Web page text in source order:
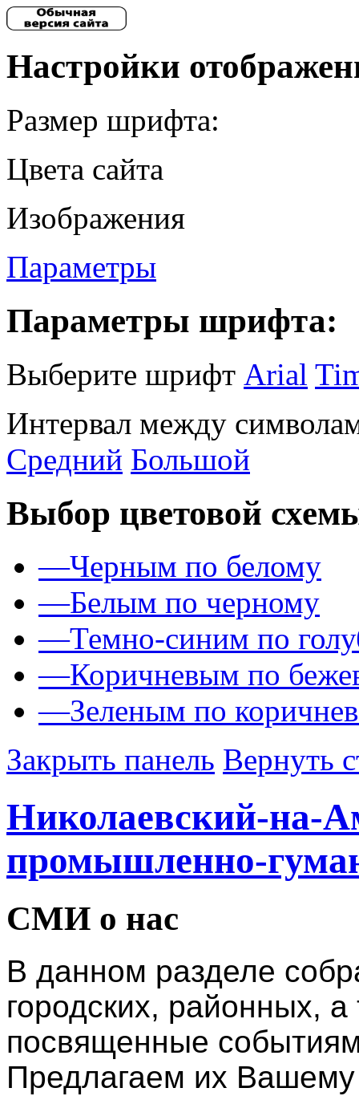
Настройки
Размер шрифта:
Цвета сайта
Изображения
Параметры
Параметры шрифта:
Выберите шрифт Arial
Интервал между
Средний Большой
Выбор цветовой
—Черным по белому
—Белым по черному
—Темно-синим по
—Коричневым по
—Зеленым по
Закрыть панель Вернуть
Николаевский-на-
промышленно-
СМИ о нас
В данном разделе
городских, районных,
посвященные
Предлагаем их